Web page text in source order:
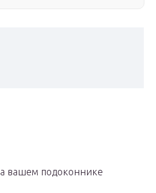
вашем подоконнике